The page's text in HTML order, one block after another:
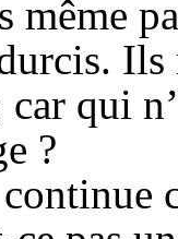
même
qui
?